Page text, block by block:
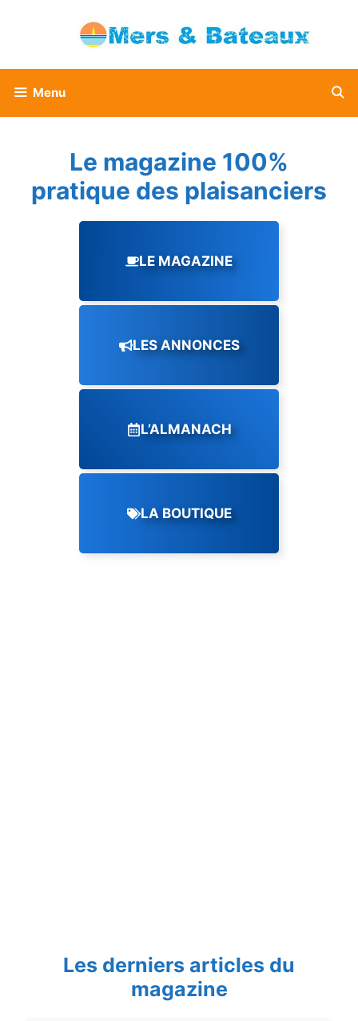
Menu
Le magazine 100%
pratique des plaisanciers
LE MAGAZINE
LES ANNONCES
L’ALMANACH
LA BOUTIQUE
Les derniers articles du
magazine